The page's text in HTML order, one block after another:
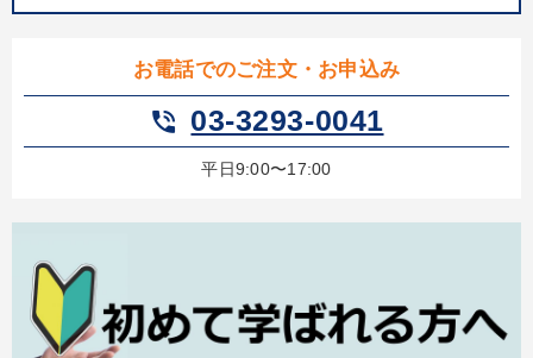
お電話でのご注文・お申込み
phone_in_talk 03-3293-0041
平日9:00〜17:00